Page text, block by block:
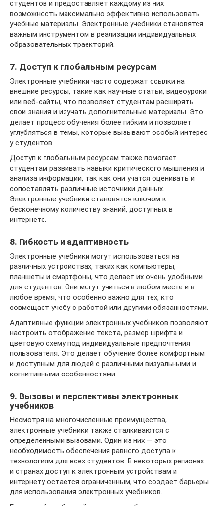
студентов и предоставляет каждому из них
возможность максимально эффективно использовать
учебные материалы. Электронные учебники становятся
важным инструментом в реализации индивидуальных
образовательных траекторий.
7. Доступ к глобальным ресурсам
Электронные учебники часто содержат ссылки на
внешние ресурсы, такие как научные статьи, видеоуроки
или веб-сайты, что позволяет студентам расширять
свои знания и изучать дополнительные материалы. Это
делает процесс обучения более гибким и позволяет
углубляться в темы, которые вызывают особый интерес
у студентов.
Доступ к глобальным ресурсам также помогает
студентам развивать навыки критического мышления и
анализа информации, так как они учатся оценивать и
сопоставлять различные источники данных.
Электронные учебники становятся ключом к
бесконечному количеству знаний, доступных в
интернете.
8. Гибкость и адаптивность
Электронные учебники могут использоваться на
различных устройствах, таких как компьютеры,
планшеты и смартфоны, что делает их очень удобными
для студентов. Они могут учиться в любом месте и в
любое время, что особенно важно для тех, кто
совмещает учебу с работой или другими обязанностями.
Адаптивные функции электронных учебников позволяют
настроить отображение текста, размер шрифта и
цветовую схему под индивидуальные предпочтения
пользователя. Это делает обучение более комфортным
и доступным для людей с различными визуальными и
когнитивными особенностями.
9. Вызовы и перспективы электронных
учебников
Несмотря на многочисленные преимущества,
электронные учебники также сталкиваются с
определенными вызовами. Один из них — это
необходимость обеспечения равного доступа к
технологиям для всех студентов. В некоторых регионах
и странах доступ к электронным устройствам и
интернету остается ограниченным, что создает барьеры
для использования электронных учебников.